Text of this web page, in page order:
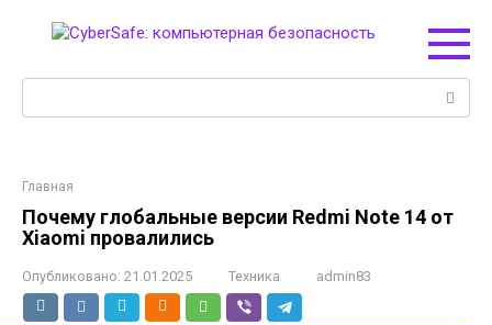
Главная
Почему глобальные версии Redmi Note 14 от
Xiaomi провалились
Опубликовано: 21.01.2025 Техника admin83